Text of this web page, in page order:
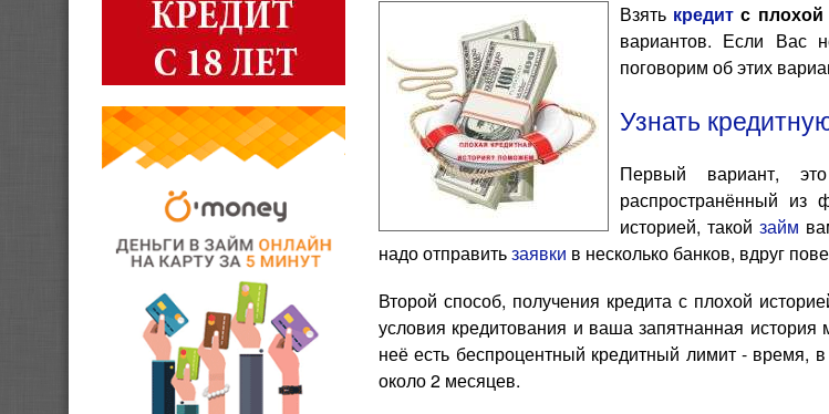
Взять кредит с плохой
вариантов. Если Вас
поговорим об этих
Узнать
Первый вариант,
распространённый из
историей, такой займ
надо отправитьзаявки в несколько банков, вдруг
Второй способ, получения кредита с плохой
условия кредитования и ваша запятнанная
неё есть беспроцентный кредитный лимит - время,
около 2 месяцев.